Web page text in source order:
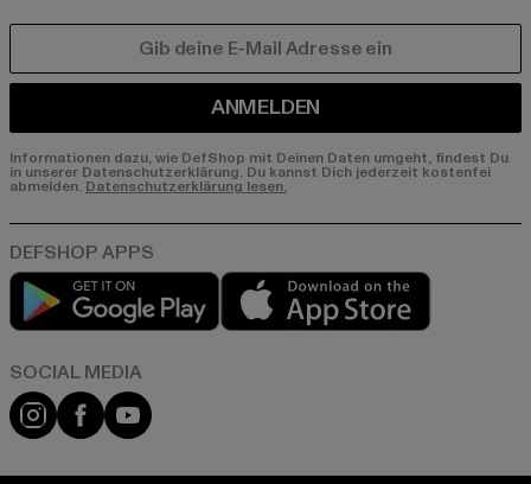
ANMELDEN
Informationen dazu, wie DefShop mit Deinen Daten umgeht, findest Du
in unserer Datenschutzerklärung. Du kannst Dich jederzeit kostenfei
abmelden. Datenschutzerklärung lesen.
Play market
Instagram
FacebookYouTube